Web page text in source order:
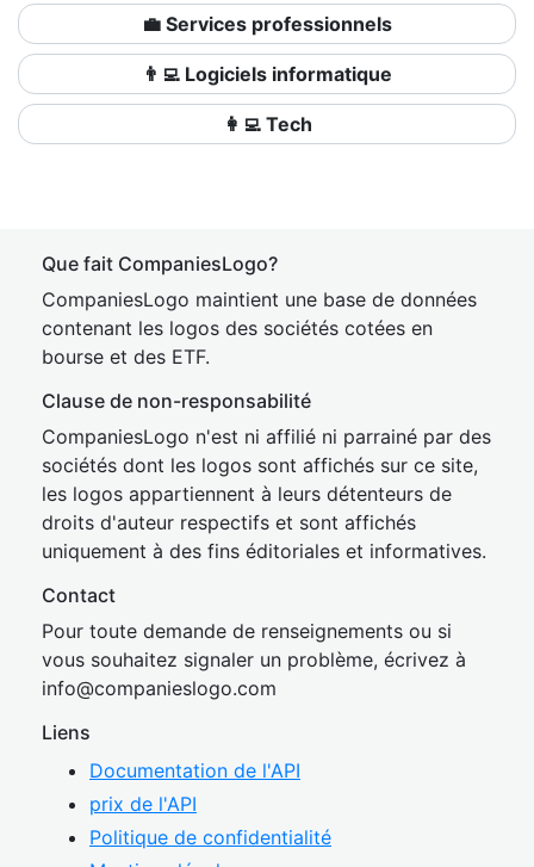
💼 Services professionnels
👨‍💻 Logiciels informatique
👩‍💻 Tech
Que fait CompaniesLogo?
CompaniesLogo maintient une base de données
contenant les logos des sociétés cotées en
bourse et des ETF.
Clause de non-responsabilité
CompaniesLogo n'est ni affilié ni parrainé par des
sociétés dont les logos sont affichés sur ce site,
les logos appartiennent à leurs détenteurs de
droits d'auteur respectifs et sont affichés
uniquement à des fins éditoriales et informatives.
Contact
Pour toute demande de renseignements ou si
vous souhaitez signaler un problème, écrivez à
info@companieslogo.com
Liens
Documentation de l'API
prix de l'API
Politique de confidentialité